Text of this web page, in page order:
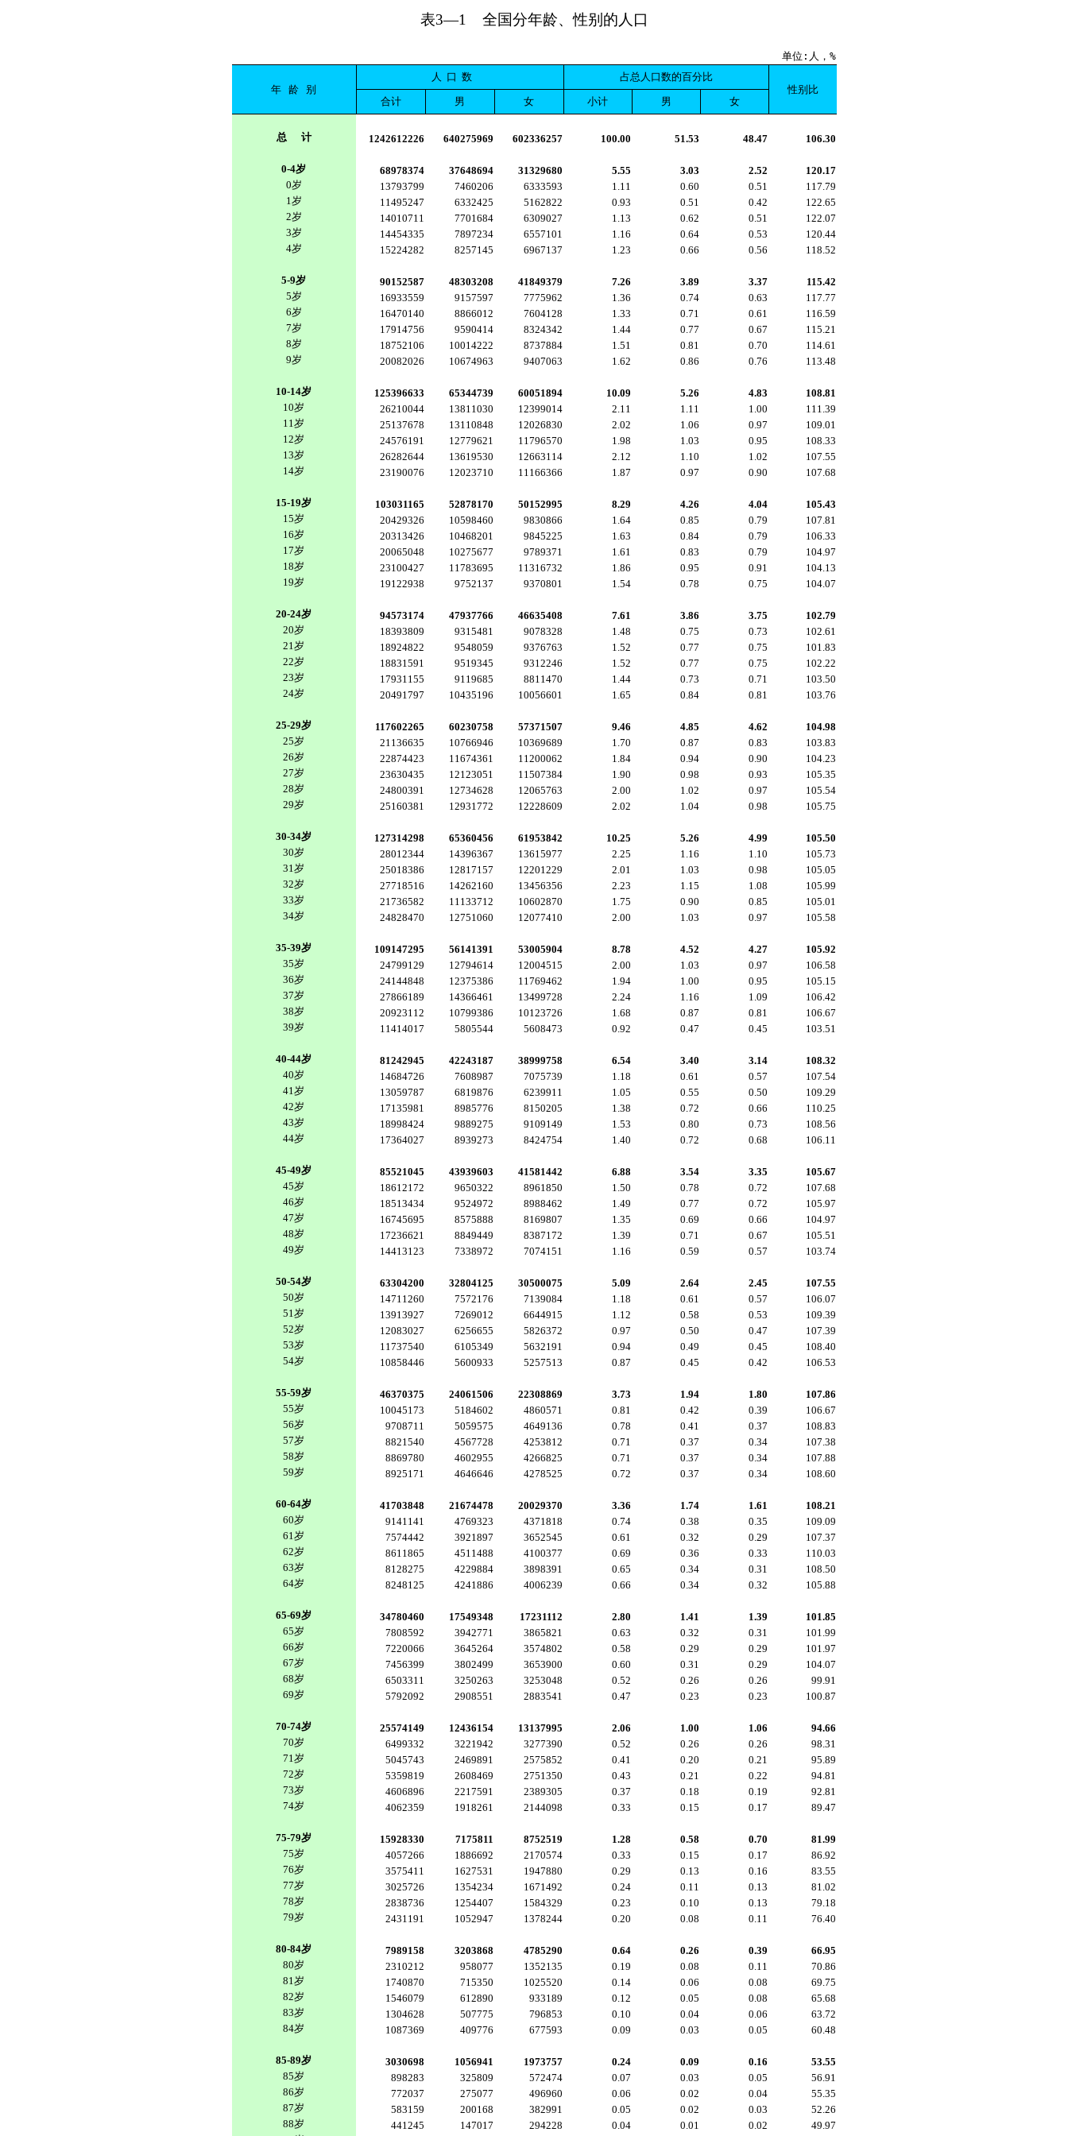
表3—1 全国分年龄、性别的人口
单位:人，%
年 龄 别
人 口 数
占总人口数的百分比
性别比
合计
男 女 小计 男 女
总 计 1242612226 640275969 602336257 100.00 51.53 48.47 106.30
0-4岁 68978374 37648694 31329680 5.55 3.03 2.52
120.17
0岁
13793799 7460206 6333593 1.11 0.60 0.51
117.79
1岁
11495247 6332425 5162822 0.93 0.51 0.42
122.65
2岁
14010711 7701684 6309027 1.13 0.62 0.51
122.07
3岁
14454335 7897234 6557101 1.16 0.64 0.53
120.44
4岁
15224282 8257145 6967137 1.23 0.66 0.56 118.52
5-9岁 90152587 48303208 41849379 7.26 3.89 3.37
115.42
5岁
16933559 9157597 7775962 1.36 0.74 0.63
117.77
6岁
16470140 8866012 7604128 1.33 0.71 0.61
116.59
7岁
17914756 9590414 8324342 1.44 0.77 0.67
115.21
8岁
18752106 10014222 8737884 1.51 0.81 0.70
114.61
9岁
20082026 10674963 9407063 1.62 0.86 0.76 113.48
10-14岁 125396633 65344739 60051894 10.09 5.26 4.83
108.81
10岁
26210044 13811030 12399014 2.11 1.11 1.00
111.39
11岁
25137678 13110848 12026830 2.02 1.06 0.97
109.01
12岁
24576191 12779621 11796570 1.98 1.03 0.95
108.33
13岁
26282644 13619530 12663114 2.12 1.10 1.02
107.55
14岁
23190076 12023710 11166366 1.87 0.97 0.90 107.68
15-19岁 103031165 52878170 50152995 8.29 4.26 4.04
105.43
15岁
20429326 10598460 9830866 1.64 0.85 0.79
107.81
16岁
20313426 10468201 9845225 1.63 0.84 0.79
106.33
17岁
20065048 10275677 9789371 1.61 0.83 0.79
104.97
18岁
23100427 11783695 11316732 1.86 0.95 0.91
104.13
19岁
19122938 9752137 9370801 1.54 0.78 0.75 104.07
20-24岁 94573174 47937766 46635408 7.61 3.86 3.75
102.79
20岁
18393809 9315481 9078328 1.48 0.75 0.73
102.61
21岁
18924822 9548059 9376763 1.52 0.77 0.75
101.83
22岁
18831591 9519345 9312246 1.52 0.77 0.75
102.22
23岁
17931155 9119685 8811470 1.44 0.73 0.71
103.50
24岁
20491797 10435196 10056601 1.65 0.84 0.81 103.76
25-29岁 117602265 60230758 57371507 9.46 4.85 4.62
104.98
25岁
21136635 10766946 10369689 1.70 0.87 0.83
103.83
26岁
22874423 11674361 11200062 1.84 0.94 0.90
104.23
27岁
23630435 12123051 11507384 1.90 0.98 0.93
105.35
28岁
24800391 12734628 12065763 2.00 1.02 0.97
105.54
29岁
25160381 12931772 12228609 2.02 1.04 0.98 105.75
30-34岁 127314298 65360456 61953842 10.25 5.26 4.99
105.50
30岁
28012344 14396367 13615977 2.25 1.16 1.10
105.73
31岁
25018386 12817157 12201229 2.01 1.03 0.98
105.05
32岁
27718516 14262160 13456356 2.23 1.15 1.08
105.99
33岁
21736582 11133712 10602870 1.75 0.90 0.85
105.01
34岁
24828470 12751060 12077410 2.00 1.03 0.97 105.58
35-39岁 109147295 56141391 53005904 8.78 4.52 4.27
105.92
35岁
24799129 12794614 12004515 2.00 1.03 0.97
106.58
36岁
24144848 12375386 11769462 1.94 1.00 0.95
105.15
37岁
27866189 14366461 13499728 2.24 1.16 1.09
106.42
38岁
20923112 10799386 10123726 1.68 0.87 0.81
106.67
39岁
11414017 5805544 5608473 0.92 0.47 0.45 103.51
40-44岁 81242945 42243187 38999758 6.54 3.40 3.14
108.32
40岁
14684726 7608987 7075739 1.18 0.61 0.57
107.54
41岁
13059787 6819876 6239911 1.05 0.55 0.50
109.29
42岁
17135981 8985776 8150205 1.38 0.72 0.66
110.25
43岁
18998424 9889275 9109149 1.53 0.80 0.73
108.56
44岁
17364027 8939273 8424754 1.40 0.72 0.68 106.11
45-49岁 85521045 43939603 41581442 6.88 3.54 3.35
105.67
45岁
18612172 9650322 8961850 1.50 0.78 0.72
107.68
46岁
18513434 9524972 8988462 1.49 0.77 0.72
105.97
47岁
16745695 8575888 8169807 1.35 0.69 0.66
104.97
48岁
17236621 8849449 8387172 1.39 0.71 0.67
105.51
49岁
14413123 7338972 7074151 1.16 0.59 0.57 103.74
50-54岁 63304200 32804125 30500075 5.09 2.64 2.45
107.55
50岁
14711260 7572176 7139084 1.18 0.61 0.57
106.07
51岁
13913927 7269012 6644915 1.12 0.58 0.53
109.39
52岁
12083027 6256655 5826372 0.97 0.50 0.47
107.39
53岁
11737540 6105349 5632191 0.94 0.49 0.45
108.40
54岁
10858446 5600933 5257513 0.87 0.45 0.42 106.53
55-59岁 46370375 24061506 22308869 3.73 1.94 1.80
107.86
55岁
10045173 5184602 4860571 0.81 0.42 0.39
106.67
56岁
9708711 5059575 4649136 0.78 0.41 0.37
108.83
57岁
8821540 4567728 4253812 0.71 0.37 0.34
107.38
58岁
8869780 4602955 4266825 0.71 0.37 0.34
107.88
59岁
8925171 4646646 4278525 0.72 0.37 0.34 108.60
60-64岁 41703848 21674478 20029370 3.36 1.74 1.61
108.21
60岁
9141141 4769323 4371818 0.74 0.38 0.35
109.09
61岁
7574442 3921897 3652545 0.61 0.32 0.29
107.37
62岁
8611865 4511488 4100377 0.69 0.36 0.33
110.03
63岁
8128275 4229884 3898391 0.65 0.34 0.31
108.50
64岁
8248125 4241886 4006239 0.66 0.34 0.32 105.88
65-69岁 34780460 17549348 17231112 2.80 1.41 1.39
101.85
65岁
7808592 3942771 3865821 0.63 0.32 0.31
101.99
66岁
7220066 3645264 3574802 0.58 0.29 0.29
101.97
67岁
7456399 3802499 3653900 0.60 0.31 0.29
104.07
68岁
6503311 3250263 3253048 0.52 0.26 0.26
99.91
69岁
5792092 2908551 2883541 0.47 0.23 0.23 100.87
70-74岁 25574149 12436154 13137995 2.06 1.00 1.06
94.66
70岁
6499332 3221942 3277390 0.52 0.26 0.26
98.31
71岁
5045743 2469891 2575852 0.41 0.20 0.21
95.89
72岁
5359819 2608469 2751350 0.43 0.21 0.22
94.81
73岁
4606896 2217591 2389305 0.37 0.18 0.19
92.81
74岁
4062359 1918261 2144098 0.33 0.15 0.17 89.47
75-79岁 15928330 7175811 8752519 1.28 0.58 0.70
81.99
75岁
4057266 1886692 2170574 0.33 0.15 0.17
86.92
76岁
3575411 1627531 1947880 0.29 0.13 0.16
83.55
77岁
3025726 1354234 1671492 0.24 0.11 0.13
81.02
78岁
2838736 1254407 1584329 0.23 0.10 0.13
79.18
79岁
2431191 1052947 1378244 0.20 0.08 0.11 76.40
80-84岁 7989158 3203868 4785290 0.64 0.26 0.39
66.95
80岁
2310212 958077 1352135 0.19 0.08 0.11
70.86
81岁
1740870 715350 1025520 0.14 0.06 0.08
69.75
82岁
1546079 612890 933189 0.12 0.05 0.08
65.68
83岁
1304628 507775 796853 0.10 0.04 0.06
63.72
84岁
1087369 409776 677593 0.09 0.03 0.05 60.48
85-89岁 3030698 1056941 1973757 0.24 0.09 0.16
53.55
85岁
898283 325809 572474 0.07 0.03 0.05
56.91
86岁
772037 275077 496960 0.06 0.02 0.04
55.35
87岁
583159 200168 382991 0.05 0.02 0.03
52.26
88岁
441245 147017 294228 0.04 0.01 0.02
49.97